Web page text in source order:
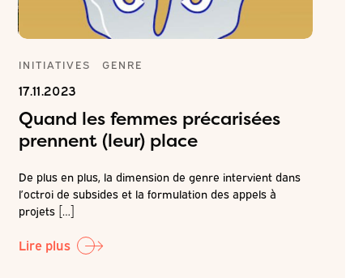
INITIATIVES GENRE
17.11.2023
Quand les femmes précarisées
prennent (leur) place
De plus en plus, la dimension de genre intervient dans
l’octroi de subsides et la formulation des appels à
projets […]
Lire plus